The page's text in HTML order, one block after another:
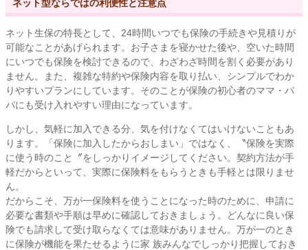
ネット型ならではの利便性と注意点
ネット生保の特長として、24時間いつでも保険の手続きや見積りが
可能なことがあげられます。お子さまを寝かせた後や、空いた時間
にいつでも保険を検討できるので、わざわざ時間を割く必要があり
ません。また、複雑な特約や保険内容を取り払い、シンプルでわか
りやすいプランにしています。そのことが保険の初心者のママ・パ
パにも受け入れやすい理由になっています。
しかし、気軽に加入できる分、気を付けなくてはいけないこともあ
ります。「保険に加入したからおしまい」ではなく、〝保険を実際
に使う時のこと〞をしっかりイメージしてください。契約方法が手
軽だからといって、実際に保険料をもらうときも手軽とは限りませ
ん。
だからこそ、万が一保険料を使うことになった時のために、申請に
必要な書類や手順は早めに確認しておきましょう。どんなに良い保
険でも請求して受け取らなくては意味がありません。万が一のとき
に保険が機能を果たせるように家 族みんなでしっかり把握しておき